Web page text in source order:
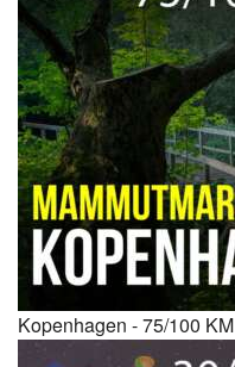
Kopenhagen - 75/100 KM